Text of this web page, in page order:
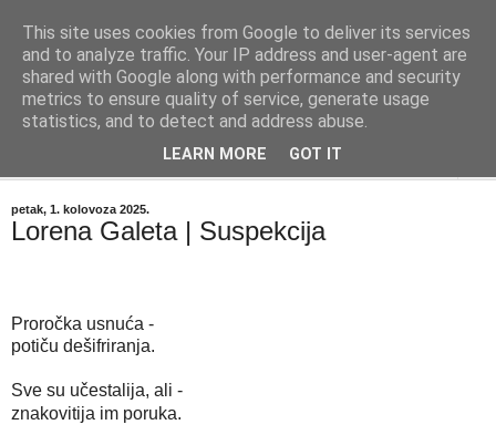
"Kvaka"
Časopis za književnost ISSN 2459-5632
petak, 1. kolovoza 2025.
Lorena Galeta | Suspekcija
Proročka usnuća -
potiču dešifriranja.
Sve su učestalija, ali -
znakovitija im poruka.
This site uses cookies from Google to deliver its services
and to analyze traffic. Your IP address and user-agent are
shared with Google along with performance and security
metrics to ensure quality of service, generate usage
statistics, and to detect and address abuse.
LEARN MORE GOT IT